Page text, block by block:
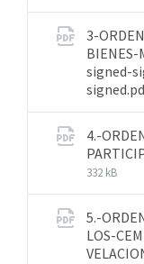
3-
BIENES-
signed-
4.-
332 kB
5.-
LOS-